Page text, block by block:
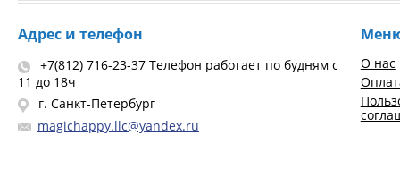
Адрес и телефон
+7(812) 716-23-37 Телефон работает по будням с
11 до 18ч
г. Санкт-Петербург
magichappy.llc@yandex.ru
О нас